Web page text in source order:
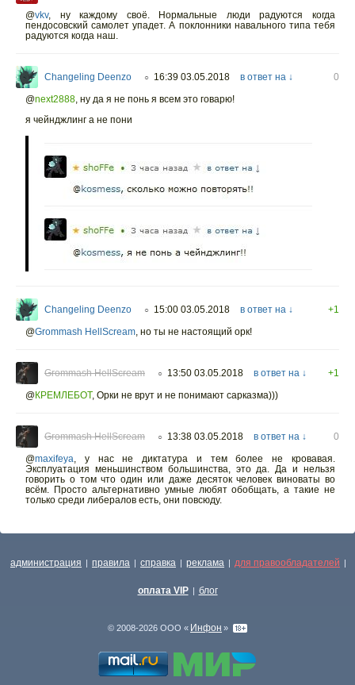
@vkv, ну каждому своё. Нормальные люди радуются когда
пендосовский самолет упадет. А поклонники навального типа тебя
радуются когда наш.
Changeling Deenzo ○ 16:39 03.05.2018 в ответ на ↓
0
@next2888, ну да я не понь я всем это говарю!
я чейнджлинг а не пони
Changeling Deenzo ○ 15:00 03.05.2018 в ответ на ↓
+1
@Grommash HellScream, но ты не настоящий орк!
Grommash HellScream ○ 13:50 03.05.2018 в ответ на ↓
+1
@КРЕМЛЕБОТ, Орки не врут и не понимают сарказма)))
Grommash HellScream ○ 13:38 03.05.2018 в ответ на ↓
0
@maxifeya, у нас не диктатура и тем более не кровавая.
Эксплуатация меньшинством большинства, это да. Да и нельзя
говорить о том что один или даже десяток человек виноваты во
всём. Просто альтернативно умные любят обобщать, а такие не
только среди либералов есть, они повсюду.
администрация | правила | справка | реклама | для правообладателей |
оплата VIP | блог
© 2008-2026 ООО « Инфон »